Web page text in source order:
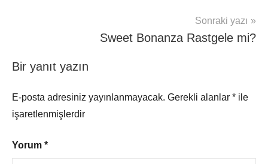
Sonraki yazı
Sweet Bonanza Rastgele mi?
Bir yanıt yazın
E-posta adresiniz yayınlanmayacak. Gerekli alanlar * ile
işaretlenmişlerdir
Yorum *